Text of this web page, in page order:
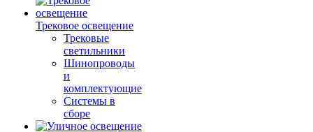
Трековое освещение
Трековые
светильники
Шинопроводы
и
комплектующие
Системы в
сборе